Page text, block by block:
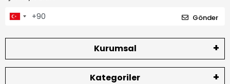
Gönder
Kurumsal
Kategoriler